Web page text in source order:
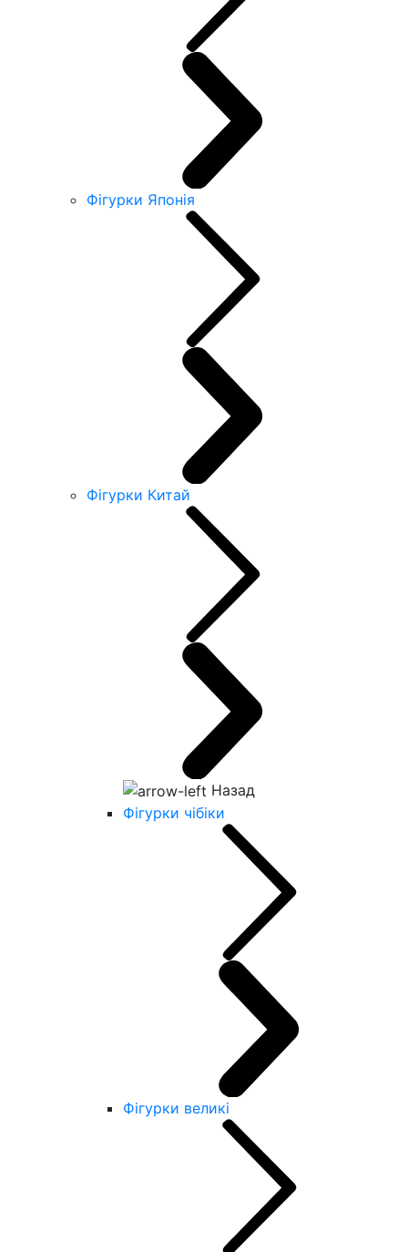
Фігурки Японія
Фігурки Китай
Назад
Фігурки чібіки
Фігурки великі